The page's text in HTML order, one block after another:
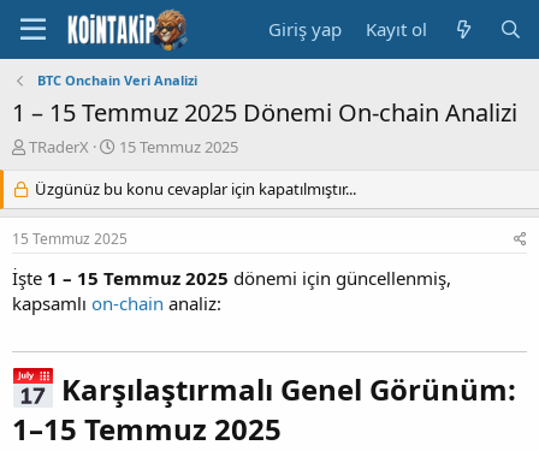
Giriş yap Kayıt ol
BTC Onchain Veri Analizi
1 – 15 Temmuz 2025 Dönemi On-chain Analizi
K
n
u
y
B
a
ş
t
a
n
TRaderX
B
ş
l
a
g
ı
r
i
h
15 Temmuz 2025
Üzgünüz bu konu cevaplar için kapatılmıştır...
15 Temmuz 2025
İşte 1 – 15 Temmuz 2025 dönemi için güncellenmiş,
kapsamlı on-chain analiz:
Karşılaştırmalı Genel Görünüm:
1–15 Temmuz 2025​